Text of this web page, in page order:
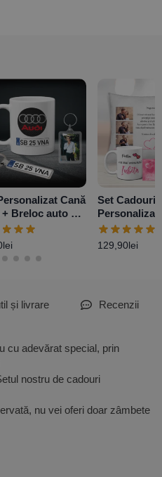
Cană
Breloc auto +
foto
lei
Set Cadouri
Iubită
129,90lei
și livrare Recenzii
cu adevărat special, prin
nostru de cadouri
nu vei oferi doar zâmbete